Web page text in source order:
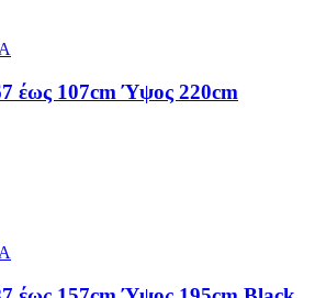
έως 107cm Ύψος 220cm